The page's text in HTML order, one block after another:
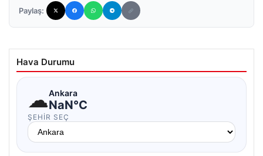
Paylaş:
Hava Durumu
☁Ankara
NaN°C
ŞEHIR SEÇ